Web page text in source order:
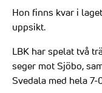
Hon finns kvar i
uppsikt.
LBK har spelat två
seger mot Sjöbo,
Svedala med hela 7-